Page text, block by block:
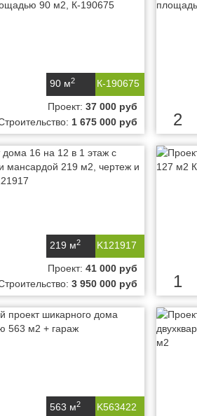
К-190675
90 м2
Проект: 37 000 руб
1 675 000 руб 2
K121917
219 м2
Проект: 41 000 руб
3 950 000 руб 1
K563422
563 м2